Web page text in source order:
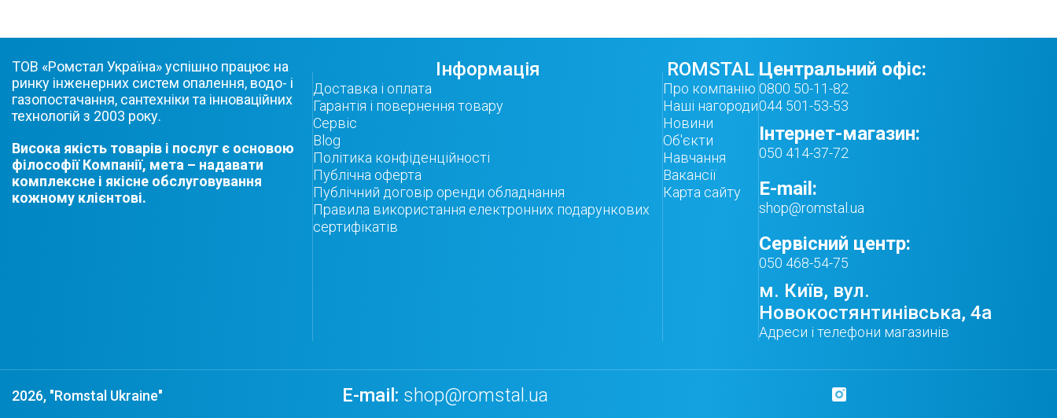
ТОВ «Ромстал Україна» успішно працює на
ринку інженерних систем опалення, водо- і
газопостачання, сантехніки та інноваційних
технологій з 2003 року.
Висока якість товарів і послуг є основою
філософії Компанії, мета – надавати
комплексне і якісне обслуговування
кожному клієнтові.
Інформація
Доставка і оплата
Гарантія і повернення товару
Сервіс
Blog
Політика конфіденційності
Публічна оферта
Публічний договір оренди обладнання
Правила використання електронних подарункових
сертифікатів
ROMSTAL
Про компанію
Наші нагороди
Новини
Об'єкти
Навчання
Вакансії
Карта сайту
Центральний офіс:
0800 50-11-82
044 501-53-53
Інтернет-магазин:
050 414-37-72
E-mail:
shop@romstal.ua
Сервісний центр:
050 468-54-75
м. Київ, вул.
Новокостянтинівська, 4а
Адреси і телефони магазинів
2026, "Romstal Ukraine" ​E-mail: shop@romstal.ua